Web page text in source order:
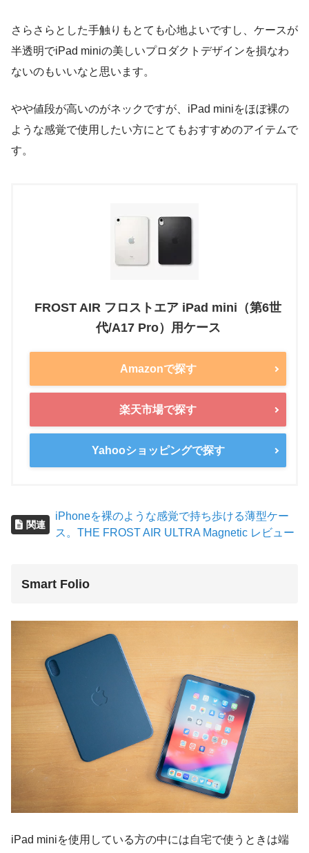
さらさらとした手触りもとても心地よいですし、ケースが
半透明でiPad miniの美しいプロダクトデザインを損なわ
ないのもいいなと思います。
やや値段が高いのがネックですが、iPad miniをほぼ裸の
ような感覚で使用したい方にとてもおすすめのアイテムで
す。
FROST AIR フロストエア iPad mini（第6世
代/A17 Pro）用ケース
Amazonで探す
楽天市場で探す
Yahooショッピングで探す
関連
iPhoneを裸のような感覚で持ち歩ける薄型ケー
ス。THE FROST AIR ULTRA Magnetic レビュー
Smart Folio
iPad miniを使用している方の中には自宅で使うときは端